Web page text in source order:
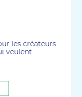
les créateurs
veulent